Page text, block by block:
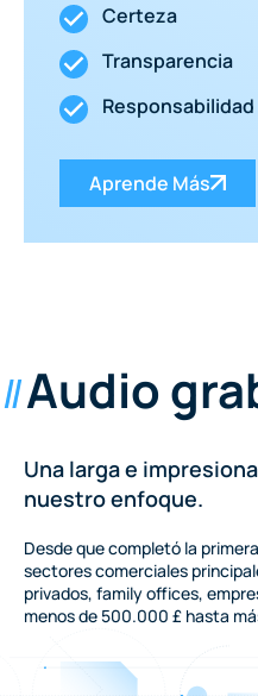
Certeza
Transparencia
Responsabilidad
Aprende Más
Audio
Una larga e
nuestro enfoque.
Desde que completó la
sectores comerciales
privados, family offices,
menos de 500.000 £ hasta